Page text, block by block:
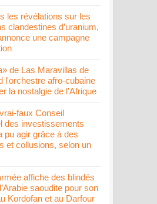
les révélations sur les
clandestines d’uranium,
une campagne
de Las Maravillas de
l'orchestre afro-cubaine
la nostalgie de l'Afrique
faux Conseil
des investissements
pu agir grâce à des
et collusions, selon un
affiche des blindés
saoudite pour son
Kordofan et au Darfour